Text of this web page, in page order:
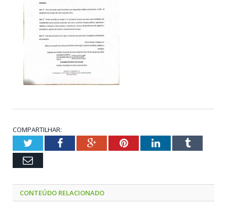
COMPARTILHAR:
TwitterFacebookGoogle+PinterestLinkedInTumblr
Email
CONTEÚDO RELACIONADO